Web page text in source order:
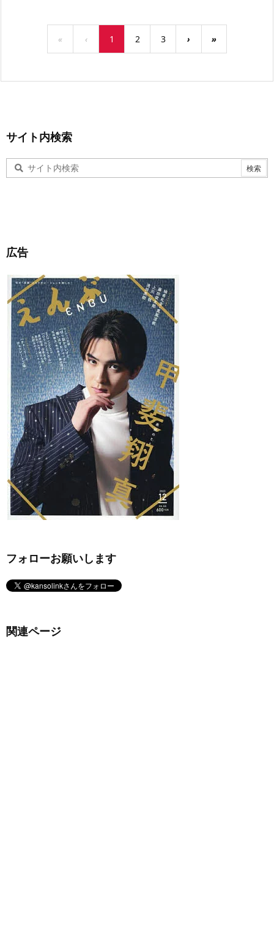
« ‹ 1 2 3 › »
サイト内検索
広告
フォローお願いします
関連ページ